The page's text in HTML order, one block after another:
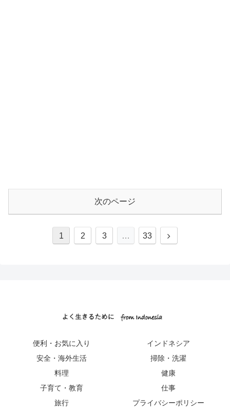
次のページ
1 2 3 … 33
便利・お気に入り
インドネシア
安全・海外生活
掃除・洗濯
料理
健康
子育て・教育
仕事
旅行
プライバシーポリシー